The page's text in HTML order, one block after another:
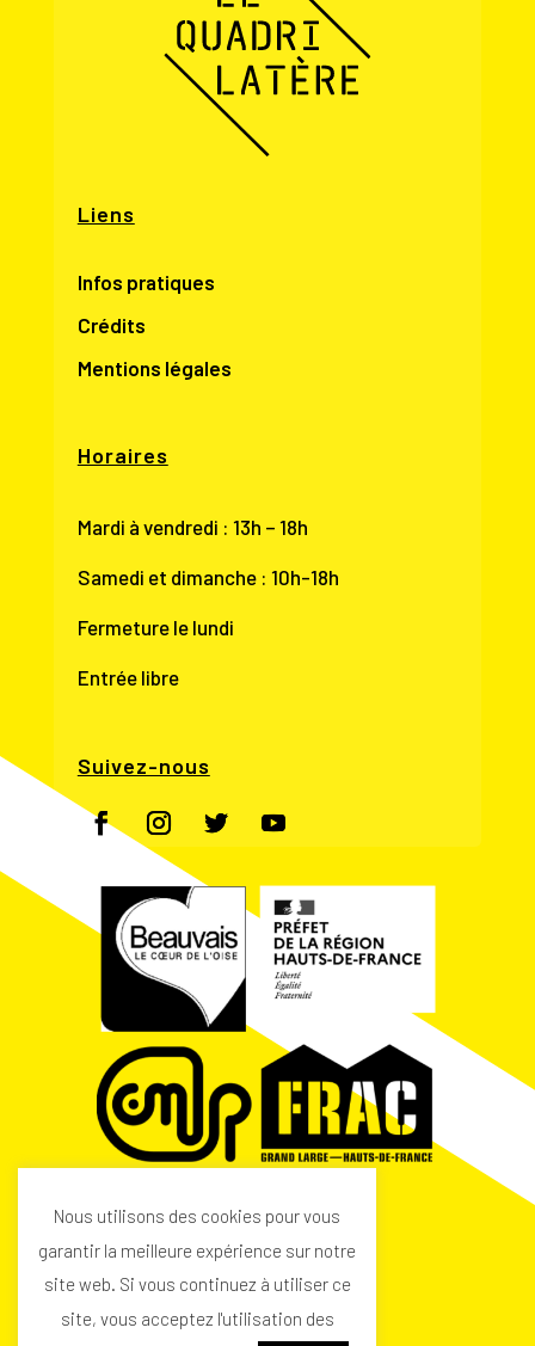
Liens
Infos pratiques
Crédits
Mentions légales
Horaires
Mardi à vendredi : 13h – 18h
Samedi et dimanche : 10h-18h
Fermeture le lundi
Entrée libre
Suivez-nous
Nous utilisons des cookies pour vous
garantir la meilleure expérience sur notre
site web. Si vous continuez à utiliser ce
site, vous acceptez l'utilisation des